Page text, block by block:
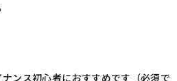
ンス初心者におすすめです（必須で